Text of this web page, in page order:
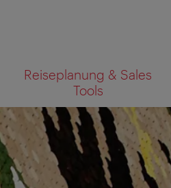
Reiseplanung & Sales
Tools
SUCHEN